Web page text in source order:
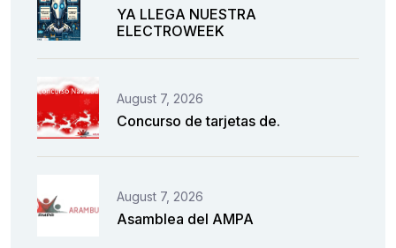
YA LLEGA NUESTRA
ELECTROWEEK
August 7, 2026
Concurso de tarjetas de.
August 7, 2026
Asamblea del AMPA